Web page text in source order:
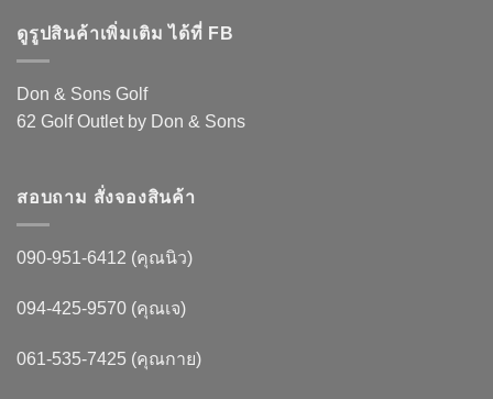
ดูรูปสินค้าเพิ่มเติม ได้ที่ FB
Don & Sons Golf
62 Golf Outlet by Don & Sons
สอบถาม สั่งจองสินค้า
090-951-6412 (คุณนิว)
094-425-9570 (คุณเจ)
061-535-7425 (คุณกาย)